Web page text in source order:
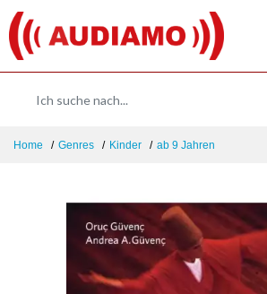
Home Genres Kinder ab 9 Jahren